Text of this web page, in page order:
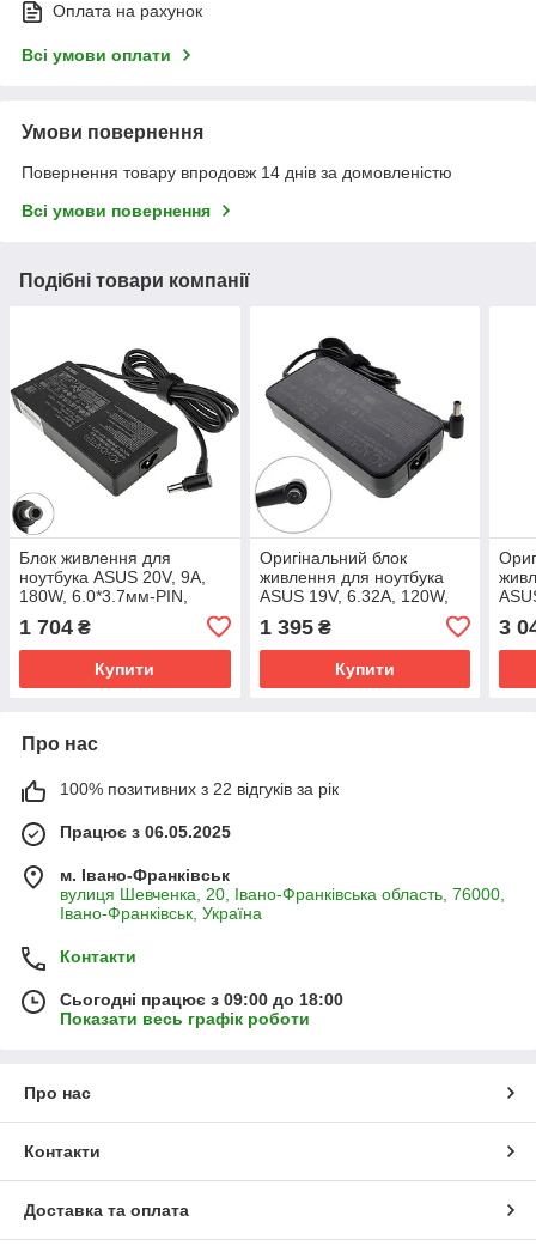
Оплата на рахунок
Всі умови оплати
Умови повернення
Повернення товару впродовж 14 днів за домовленістю
Всі умови повернення
Подібні товари компанії
Блок живлення для
ноутбука ASUS 20V, 9A,
180W, 6.0*3.7мм-PIN,
(152087)
1 704 ₴
Купити
Оригінальний блок
живлення для ноутбука
ASUS 19V, 6.32A, 120W,
OVALE (89434)
1 395₴
Купити
3
Про нас
100% позитивних з 22 відгуків за рік
Працює з 06.05.2025
м. Івано-Франківськ
вулиця Шевченка, 20, Івано-Франківська область, 76000,
Івано-Франківськ, Україна
Контакти
Сьогодні працює з 09:00 до 18:00
Показати весь графік роботи
Про нас
Контакти
Доставка та оплата